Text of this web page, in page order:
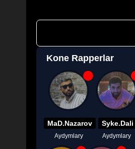
Kone Rapperlar
MaD.Nazarov
Aydymlary
Syke.Dali
Aydymlary